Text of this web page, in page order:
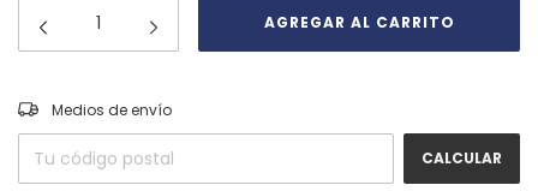
Entregas para el CP:
Medios de envío
CALCULAR